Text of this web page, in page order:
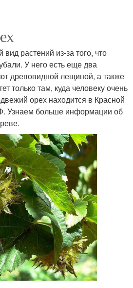
вид растений из-за того, что
У него есть еще два
древовидной лещиной, а также
только там, куда человеку очень
орех находится в Красной
Узнаем больше информации об